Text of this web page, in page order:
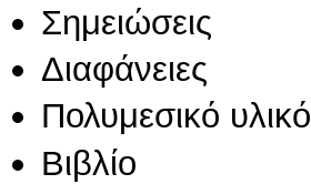
Σημειώσεις
Διαφάνειες
Πολυμεσικό υλικό
Βιβλίο